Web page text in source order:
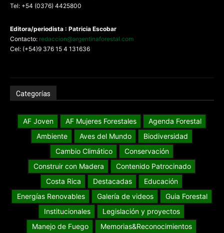
Tel: +54 (0376) 4425800
Editora/periodista : Patricia Escobar
Contacto: redaccion@argentinaforestal.com
Cel: (+54)9 376 15 4 131636
Categorías
AF Joven AF Mujeres Forestales
Agenda Forestal
Ambiente
Aves del Mundo
Biodiversidad
Cambio Climático
Conservación
Construir con Madera
Contenido Patrocinado
Costa Rica
Destacadas
Educación
Energías Renovables
Galería de videos
Guia Forestal
Institucionales
Legislación y proyectos
Manejo de Fuego
Memorias&Reconocimientos